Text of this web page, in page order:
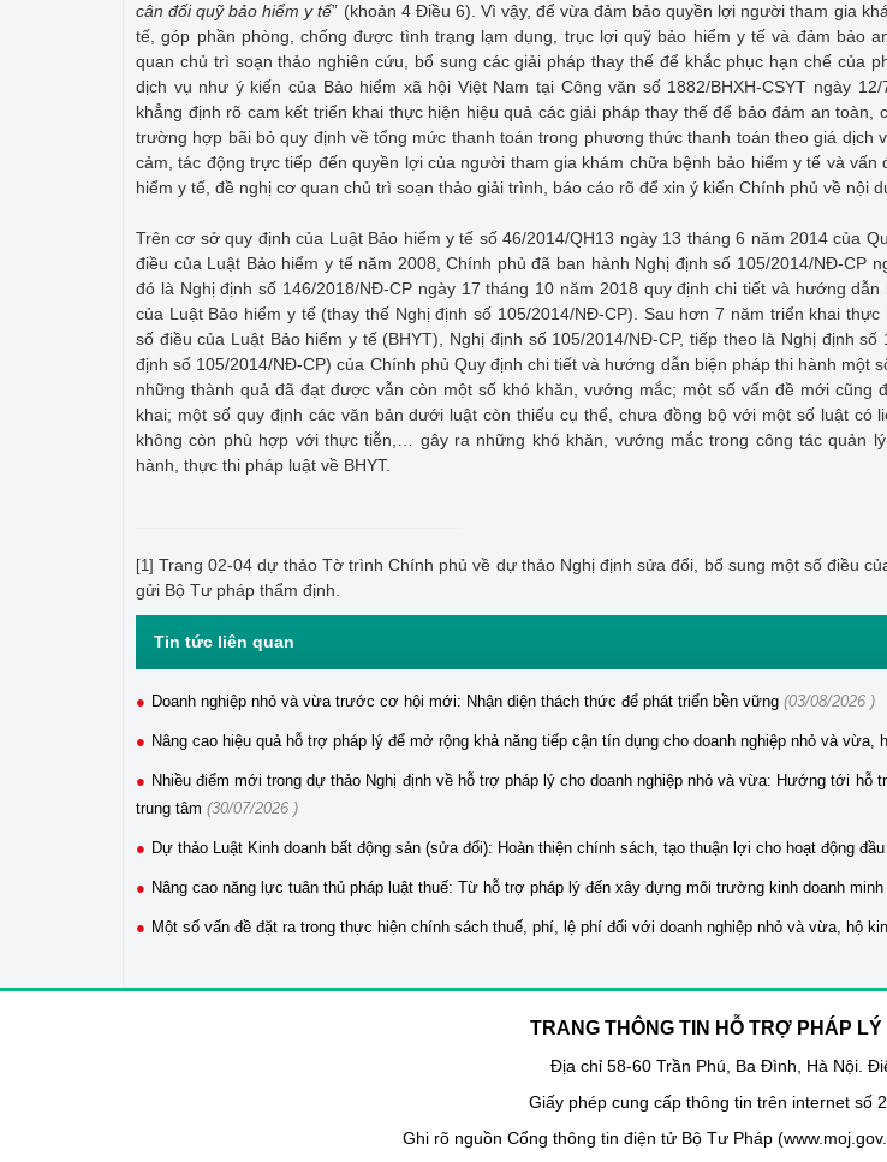
cân đối quỹ bảo hiểm y tế” (khoản 4 Điều 6). Vì vậy, để vừa đảm bảo quyền lợi người tham gia
tế, góp phần phòng, chống được tình trạng lạm dụng, trục lợi quỹ bảo hiểm y tế và đảm bảo
quan chủ trì soạn thảo nghiên cứu, bổ sung các giải pháp thay thế để khắc phục hạn chế của
dịch vụ như ý kiến của Bảo hiểm xã hội Việt Nam tại Công văn số 1882/BHXH-CSYT ngày
khẳng định rõ cam kết triển khai thực hiện hiệu quả các giải pháp thay thế để bảo đảm an toàn,
trường hợp bãi bỏ quy định về tổng mức thanh toán trong phương thức thanh toán theo giá dịch
cảm, tác động trực tiếp đến quyền lợi của người tham gia khám chữa bệnh bảo hiểm y tế và vấn
hiểm y tế, đề nghị cơ quan chủ trì soạn thảo giải trình, báo cáo rõ để xin ý kiến Chính phủ về nội
Trên cơ sở quy định của Luật Bảo hiểm y tế số 46/2014/QH13 ngày 13 tháng 6 năm 2014 của
điều của Luật Bảo hiểm y tế năm 2008, Chính phủ đã ban hành Nghị định số 105/2014/NĐ-CP
đó là Nghị định số 146/2018/NĐ-CP ngày 17 tháng 10 năm 2018 quy định chi tiết và hướng
của Luật Bảo hiểm y tế (thay thế Nghị định số 105/2014/NĐ-CP). Sau hơn 7 năm triển khai
số điều của Luật Bảo hiểm y tế (BHYT), Nghị định số 105/2014/NĐ-CP, tiếp theo là Nghị định
định số 105/2014/NĐ-CP) của Chính phủ Quy định chi tiết và hướng dẫn biện pháp thi hành một
những thành quả đã đạt được vẫn còn một số khó khăn, vướng mắc; một số vấn đề mới cũng
khai; một số quy định các văn bản dưới luật còn thiếu cụ thể, chưa đồng bộ với một số luật có
không còn phù hợp với thực tiễn,… gây ra những khó khăn, vướng mắc trong công tác quản
hành, thực thi pháp luật về BHYT.
[1] Trang 02-04 dự thảo Tờ trình Chính phủ về dự thảo Nghị định sửa đổi, bổ sung một số điều
gửi Bộ Tư pháp thẩm định.
Tin tức liên quan
Doanh nghiệp nhỏ và vừa trước cơ hội mới: Nhận diện thách thức để phát triển bền vững (03/08/2026 )
Nâng cao hiệu quả hỗ trợ pháp lý để mở rộng khả năng tiếp cận tín dụng cho doanh nghiệp nhỏ và vừa,
Nhiều điểm mới trong dự thảo Nghị định về hỗ trợ pháp lý cho doanh nghiệp nhỏ và vừa: Hướng tới hỗ
trung tâm (30/07/2026 )
Dự thảo Luật Kinh doanh bất động sản (sửa đổi): Hoàn thiện chính sách, tạo thuận lợi cho hoạt động
Nâng cao năng lực tuân thủ pháp luật thuế: Từ hỗ trợ pháp lý đến xây dựng môi trường kinh doanh minh
Một số vấn đề đặt ra trong thực hiện chính sách thuế, phí, lệ phí đối với doanh nghiệp nhỏ và vừa, hộ
TRANG THÔNG TIN HỖ TRỢ PHÁP
Địa chỉ 58-60 Trần Phú, Ba Đình, Hà Nội.
Giấy phép cung cấp thông tin trên internet số
Ghi rõ nguồn Cổng thông tin điện tử Bộ Tư Pháp